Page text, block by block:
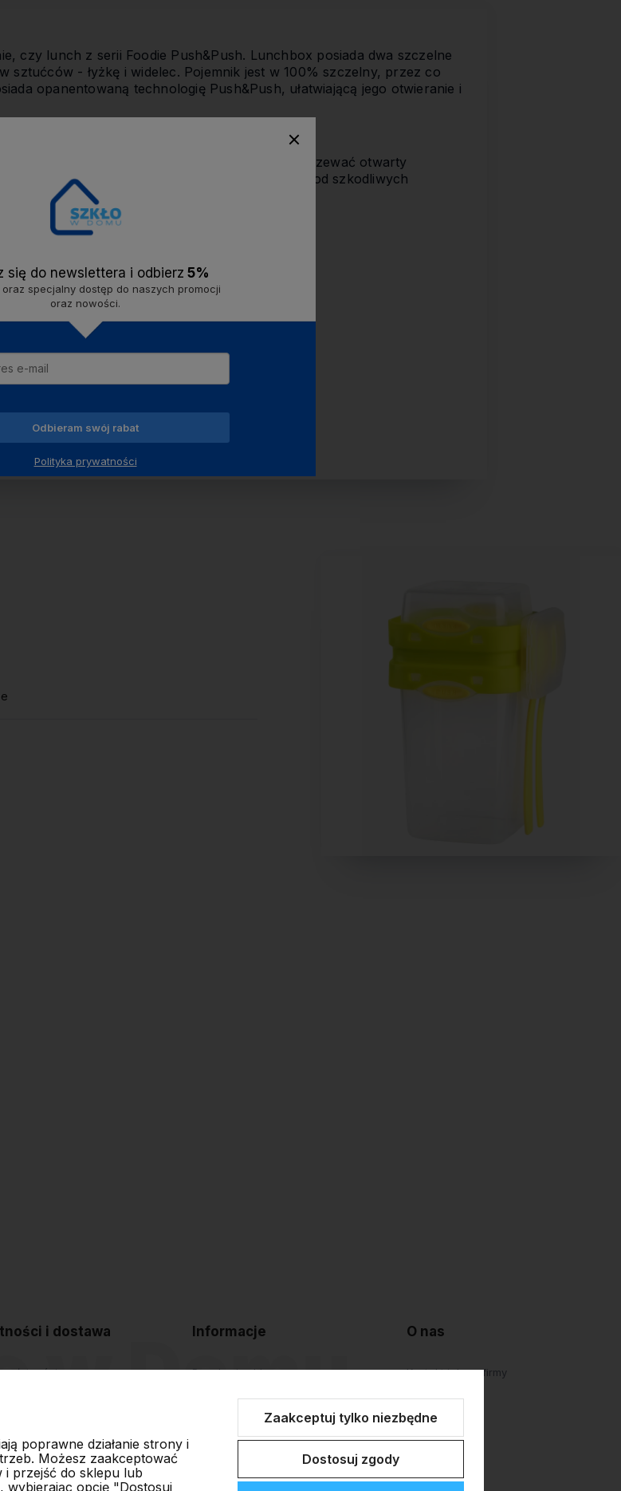
czy lunch z serii Foodie Push&Push. Lunchbox posiada dwa szczelne
sztućców - łyżkę i widelec. Pojemnik jest w 100% szczelny, przez co
opanentowaną technologię Push&Push, ułatwiającą jego otwieranie i
są odporne na nagrzewanie, należy podgrzewać otwarty
i mycia w zmywarce. Lunchbox jest wolny od szkodliwych
i dostawa
płatności
Informacje
Regulamin sklepu
Polityka prywatności
O nas
Kontakt i dane firmy
O firmie
Personalizacja
poprawne działanie strony i
Możesz zaakceptować
przejść do sklepu lub
wybierając opcję "Dostosuj
Zaakceptuj tylko niezbędne
Dostosuj zgody
się do newslettera i odbierz 5%
oraz specjalny dostęp do naszych promocji
oraz nowości.
Odbieram swój rabat
Polityka prywatności